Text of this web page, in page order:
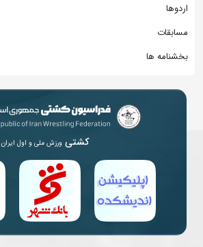
اردوها
مسابقات
بخشنامه ها
کشتی ورزش ملی و اول ایران